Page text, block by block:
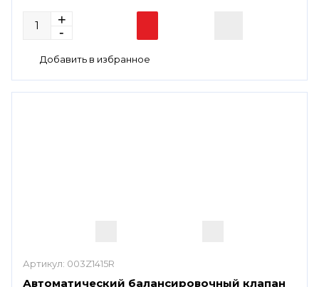
Артикул: 003Z1415R
Автоматический балансировочный клапан